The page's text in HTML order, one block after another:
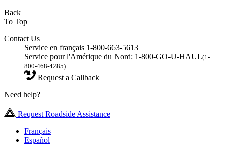
Back
To Top
Contact Us
Service en français 1-800-663-5613
Service pour l'Amérique du Nord: 1-800-GO-U-HAUL(1-
800-468-4285)
Request a Callback
Need help?
Request Roadside Assistance
Français
Español